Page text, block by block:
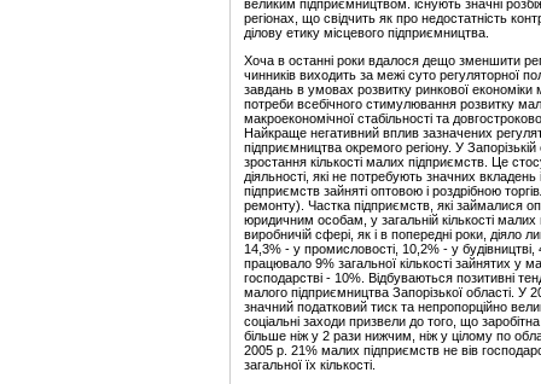
великим підприємництвом. існують значні
регіонах, що свідчить як про недостатність
ділову етику місцевого підприємництва.
Хоча в останні роки вдалося дещо зменшити
чинників виходить за межі суто регуляторної
завдань в умовах розвитку ринкової
потреби всебічного стимулювання розвитку
макроекономічної стабільності та
Найкраще негативний вплив зазначених
підприємництва окремого регіону. У
зростання кількості малих підприємств. Це
діяльності, які не потребують значних
підприємств зайняті оптовою і роздрібною
ремонту). Частка підприємств, які займалися
юридичним особам, у загальній кількості
виробничій сфері, як і в попередні роки, діяло
14,3% - у промисловості, 10,2% - у
працювало 9% загальної кількості зайнятих у
господарстві - 10%. Відбуваються позитивні
малого підприємництва Запорізької області.
значний податковий тиск та непропорційно
соціальні заходи призвели до того, що
більше ніж у 2 рази нижчим, ніж у цілому по
2005 р. 21% малих підприємств не вів
загальної їх кількості.